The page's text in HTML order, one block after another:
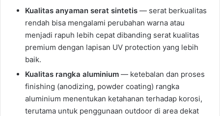
Kualitas anyaman serat sintetis — serat berkualitas
rendah bisa mengalami perubahan warna atau
menjadi rapuh lebih cepat dibanding serat kualitas
premium dengan lapisan UV protection yang lebih
baik.
Kualitas rangka aluminium — ketebalan dan proses
finishing (anodizing, powder coating) rangka
aluminium menentukan ketahanan terhadap korosi,
terutama untuk penggunaan outdoor di area dekat